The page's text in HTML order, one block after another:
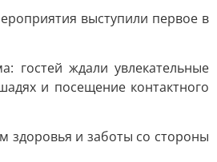
выступили первое в
гостей ждали увлекательные
и посещение контактного
здоровья и заботы со стороны